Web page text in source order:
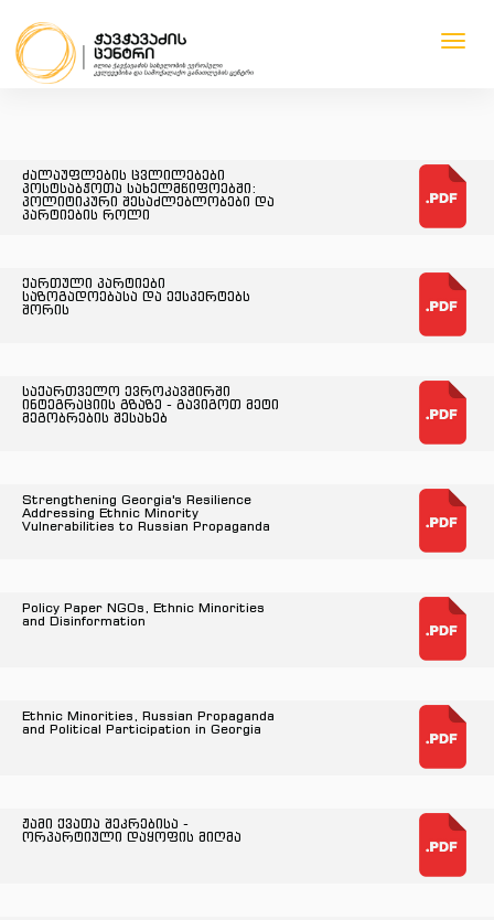
ძალაუფლების ცვლილებები
პოსტსაბჭოთა სახელმწიფოებში:
პოლიტიკური შესაძლებლობები და
პარტიების როლი
ქართული პარტიები
საზოგადოებასა და ექსპერტებს
შორის
საქართველო ევროკავშირში
ინტეგრაციის გზაზე - გავიგოთ მეტი
მეგობრების შესახებ
Strengthening Georgia's Resilience
Addressing Ethnic Minority
Vulnerabilities to Russian Propaganda
Policy Paper NGOs, Ethnic Minorities
and Disinformation
Ethnic Minorities, Russian Propaganda
and Political Participation in Georgia
ჟამი ქვათა შეკრებისა -
ორპარტიული დაყოფის მიღმა